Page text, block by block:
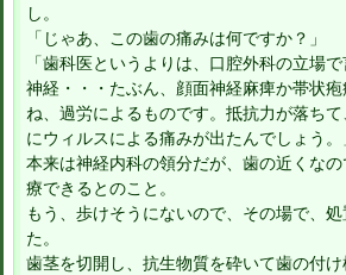
し。
「じゃあ、この歯の痛みは何ですか？」
「歯科医というよりは、口腔外科の立場で
神経・・・たぶん、顔面神経麻痺か帯状
ね、過労によるものです。抵抗力が落ち
にウィルスによる痛みが出たんでしょう。
本来は神経内科の領分だが、歯の近くな
療できるとのこと。
もう、歩けそうにないので、その場で、
た。
歯茎を切開し、抗生物質を砕いて歯の付